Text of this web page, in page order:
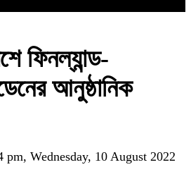
ফিনল্যান্ড-
আনুষ্ঠানিক
Wednesday, 10 August 2022